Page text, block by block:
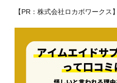
【PR：株式会社ロカボワークス】